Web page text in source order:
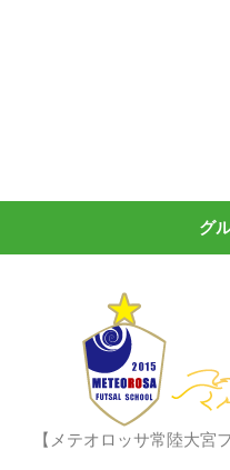
グ
【メテオロッサ常陸大宮